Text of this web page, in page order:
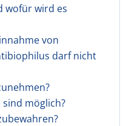
wofür wird es
von
darf nicht
möglich?